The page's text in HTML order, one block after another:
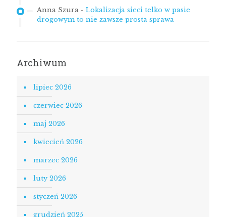
Anna Szura - Lokalizacja sieci telko w pasie
drogowym to nie zawsze prosta sprawa
Archiwum
lipiec 2026
czerwiec 2026
maj 2026
kwiecień 2026
marzec 2026
luty 2026
styczeń 2026
grudzień 2025